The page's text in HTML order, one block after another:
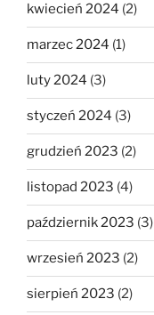
kwiecień 2024 (2)
marzec 2024 (1)
luty 2024 (3)
styczeń 2024 (3)
grudzień 2023 (2)
listopad 2023 (4)
październik 2023 (3)
wrzesień 2023 (2)
sierpień 2023 (2)